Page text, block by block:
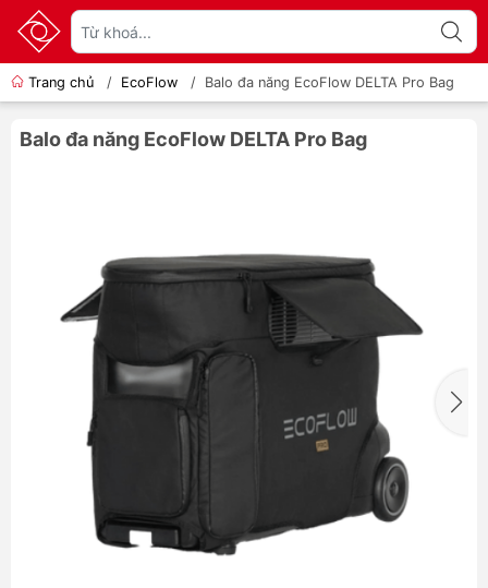
Trang chủ / EcoFlow / Balo đa năng EcoFlow DELTA Pro Bag
Balo đa năng EcoFlow DELTA Pro Bag